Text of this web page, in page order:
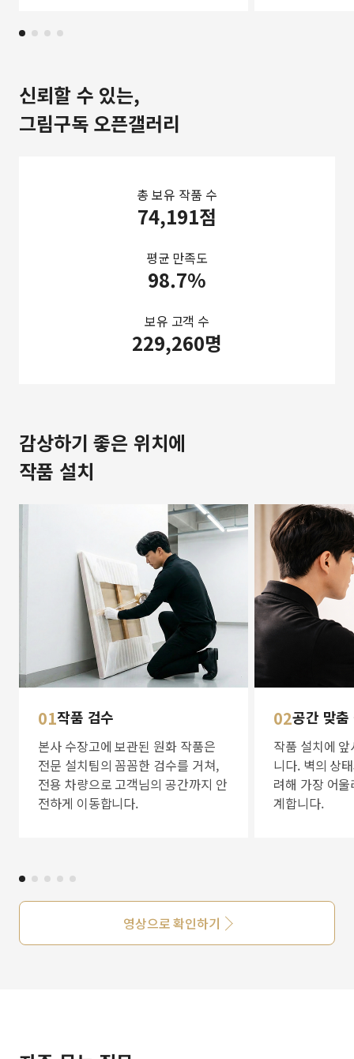
신뢰할 수 있는,
그림구독 오픈갤러리
총 보유 작품 수
74,191점
평균 만족도
98.7%
보유 고객 수
229,260명
감상하기 좋은 위치에
작품 설치
01작품 검수
본사 수장고에 보관된 원화 작품은
전문 설치팀의 꼼꼼한 검수를 거쳐,
전용 차량으로 고객님의 공간까지 안
전하게 이동합니다.
02공간 맞
작품 설치에
니다. 벽의 상
려해 가장 어
계합니다.
영상으로 확인하기